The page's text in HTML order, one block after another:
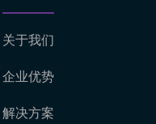
关于我们
企业优势
解决方案